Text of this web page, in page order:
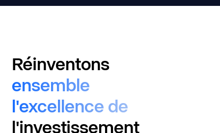
Réinventons
ensemble
l'excellence de
l'investissement